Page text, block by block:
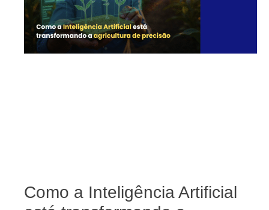
Como a Inteligência Artificial